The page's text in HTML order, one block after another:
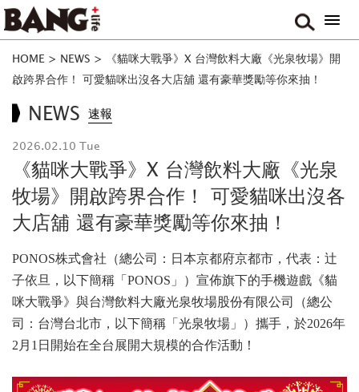
HOME > NEWS >
《貓咪大戰爭》X 台灣飲料大廠《光泉牧場》開
啟跨界合作！ 可愛貓咪出沒各大店舖 還有豪華獎勵等你來抽！
NEWS 速報
2026.02.10 Tue
《貓咪大戰爭》X 台灣飲料大廠《光泉
牧場》開啟跨界合作！ 可愛貓咪出沒各
大店舖 還有豪華獎勵等你來抽！
PONOS株式會社（總公司：日本京都府京都市，代表：辻
子依旦，以下簡稱「PONOS」）宣佈旗下的手機遊戲《貓
咪大戰爭》與台灣飲料大廠光泉牧場股份有限公司（總公
司：台灣台北市，以下簡稱「光泉牧場」）攜手，於2026年
2月1日開始在全台展開大規模的合作活動！